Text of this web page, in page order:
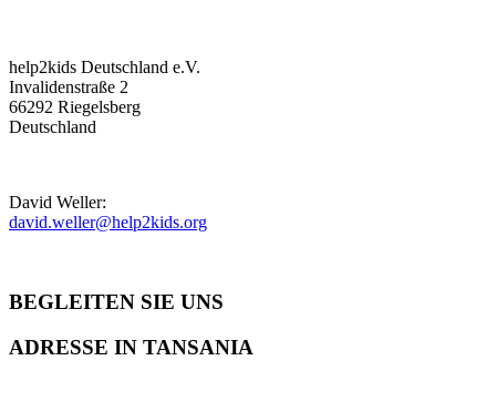
help2kids Deutschland e.V.
Invalidenstraße 2
66292 Riegelsberg
Deutschland
David Weller:
david.weller@help2kids.org
BEGLEITEN SIE UNS
ADRESSE IN TANSANIA